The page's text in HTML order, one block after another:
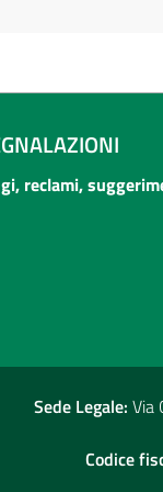
reclami,
Sede Legale: Via
Codice